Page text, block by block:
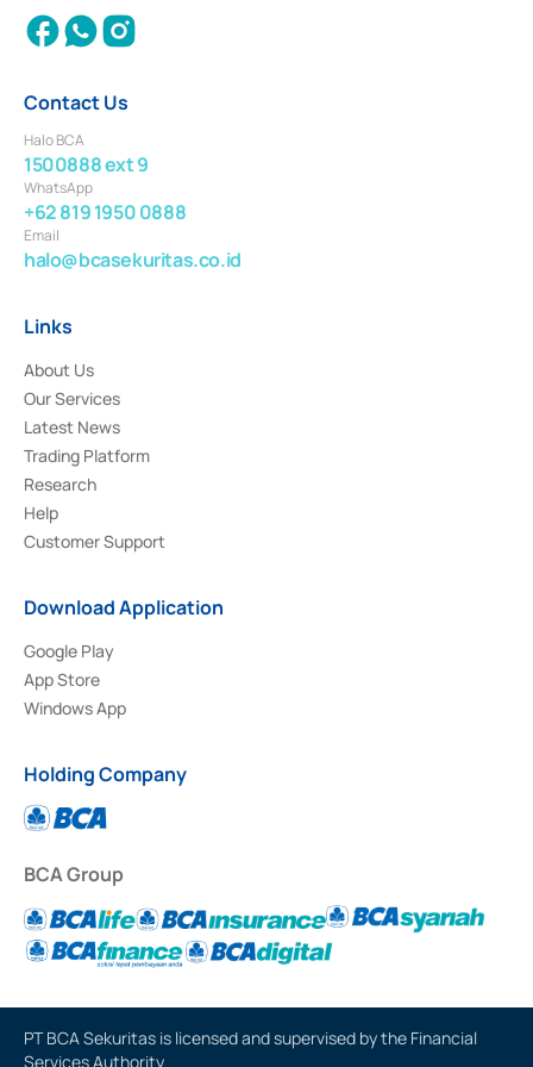
Contact Us
Halo BCA
1500888 ext 9
WhatsApp
+62 819 1950 0888
Email
halo@bcasekuritas.co.id
Links
About Us
Our Services
Latest News
Trading Platform
Research
Help
Customer Support
Download Application
Google Play
App Store
Windows App
Holding Company
BCA Group
PT BCA Sekuritas is licensed and supervised by the Financial
Services Authority